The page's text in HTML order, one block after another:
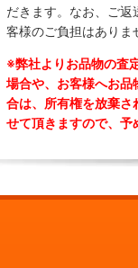
だきます。なお、ご
客様のご負担はありま
※弊社よりお品物の査
場合や、お客様へお品
合は、所有権を放棄さ
せて頂きますので、予